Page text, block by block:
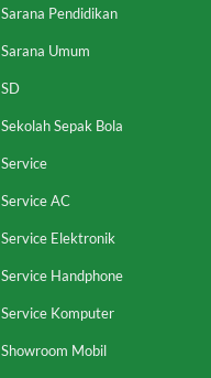
Sarana Pendidikan
Sarana Umum
SD
Sekolah Sepak Bola
Service
Service AC
Service Elektronik
Service Handphone
Service Komputer
Showroom Mobil